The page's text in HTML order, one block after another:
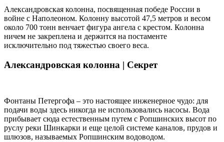
Александровская колонна, посвященная победе России в
войне с Наполеоном. Колонну высотой 47,5 метров и весом
около 700 тонн венчает фигура ангела с крестом. Колонна
ничем не закреплена и держится на постаменте
исключительно под тяжестью своего веса.
Александровская колонна | Секрет
Фонтаны Петергофа – это настоящее инженерное чудо: для
подачи воды здесь никогда не использовались насосы. Вода
прибывает сюда естественным путем с Ропшинских высот по
руслу реки Шинкарки и еще целой системе каналов, прудов и
шлюзов, называемых Ропшинским водоводом.